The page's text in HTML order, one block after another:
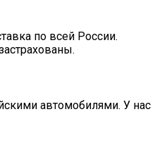
по всей России.
автомобилями. У нас